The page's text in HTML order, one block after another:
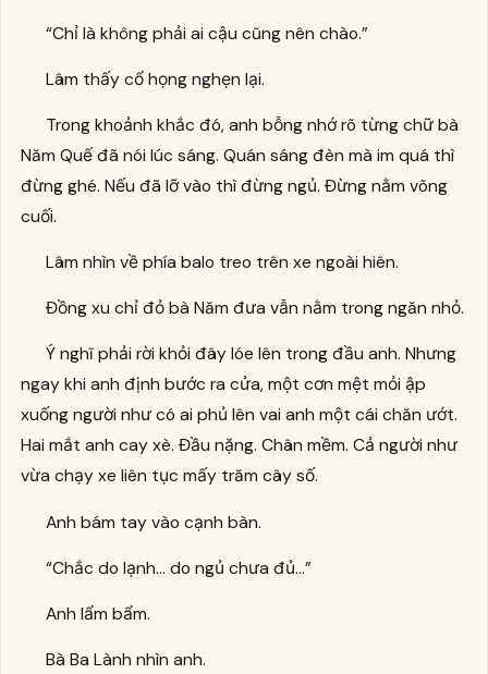
“Chỉ là không phải ai cậu cũng nên chào.”
Lâm thấy cổ họng nghẹn lại.
Trong khoảnh khắc đó, anh bỗng nhớ rõ từng chữ bà
Năm Quế đã nói lúc sáng. Quán sáng đèn mà im quá thì
đừng ghé. Nếu đã lỡ vào thì đừng ngủ. Đừng nằm võng
cuối.
Lâm nhìn về phía balo treo trên xe ngoài hiên.
Đồng xu chỉ đỏ bà Năm đưa vẫn nằm trong ngăn nhỏ.
Ý nghĩ phải rời khỏi đây lóe lên trong đầu anh. Nhưng
ngay khi anh định bước ra cửa, một cơn mệt mỏi ập
xuống người như có ai phủ lên vai anh một cái chăn ướt.
Hai mắt anh cay xè. Đầu nặng. Chân mềm. Cả người như
vừa chạy xe liên tục mấy trăm cây số.
Anh bám tay vào cạnh bàn.
“Chắc do lạnh… do ngủ chưa đủ…”
Anh lẩm bẩm.
Bà Ba Lành nhìn anh.